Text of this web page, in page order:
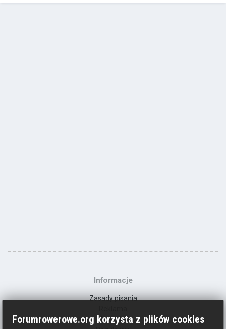
Informacje
Zasady pisania
Kontakt
Forumrowerowe.org korzysta z plików cookies